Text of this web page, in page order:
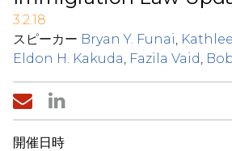
3.2.18
スピーカー Bryan Y. Funai,
Eldon H. Kakuda, Fazila Vaid,
開催日時